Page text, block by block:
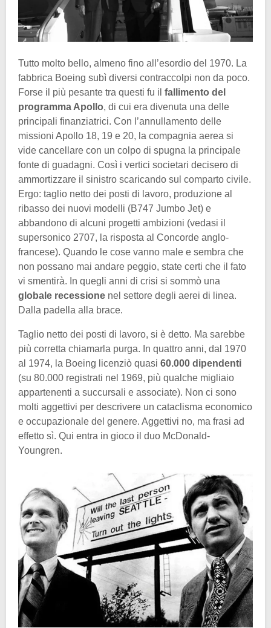
Tutto molto bello, almeno fino all’esordio del 1970. La
fabbrica Boeing subì diversi contraccolpi non da poco.
Forse il più pesante tra questi fu il fallimento del
programma Apollo, di cui era divenuta una delle
principali finanziatrici. Con l’annullamento delle
missioni Apollo 18, 19 e 20, la compagnia aerea si
vide cancellare con un colpo di spugna la principale
fonte di guadagni. Così i vertici societari decisero di
ammortizzare il sinistro scaricando sul comparto civile.
Ergo: taglio netto dei posti di lavoro, produzione al
ribasso dei nuovi modelli (B747 Jumbo Jet) e
abbandono di alcuni progetti ambizioni (vedasi il
supersonico 2707, la risposta al Concorde anglo-
francese). Quando le cose vanno male e sembra che
non possano mai andare peggio, state certi che il fato
vi smentirà. In quegli anni di crisi si sommò una
globale recessione nel settore degli aerei di linea.
Dalla padella alla brace.
Taglio netto dei posti di lavoro, si è detto. Ma sarebbe
più corretta chiamarla purga. In quattro anni, dal 1970
al 1974, la Boeing licenziò quasi 60.000 dipendenti
(su 80.000 registrati nel 1969, più qualche migliaio
appartenenti a succursali e associate). Non ci sono
molti aggettivi per descrivere un cataclisma economico
e occupazionale del genere. Aggettivi no, ma frasi ad
effetto sì. Qui entra in gioco il duo McDonald-
Youngren.